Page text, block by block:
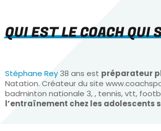
QUI EST LE COACH QUI
Stéphane Rey38 ans est préparateur
Natation. Créateur du site
badminton nationale 3, , tennis, vtt,
l’entraînement chez les adolescents